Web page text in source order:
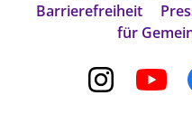
Barrierefreiheit
für